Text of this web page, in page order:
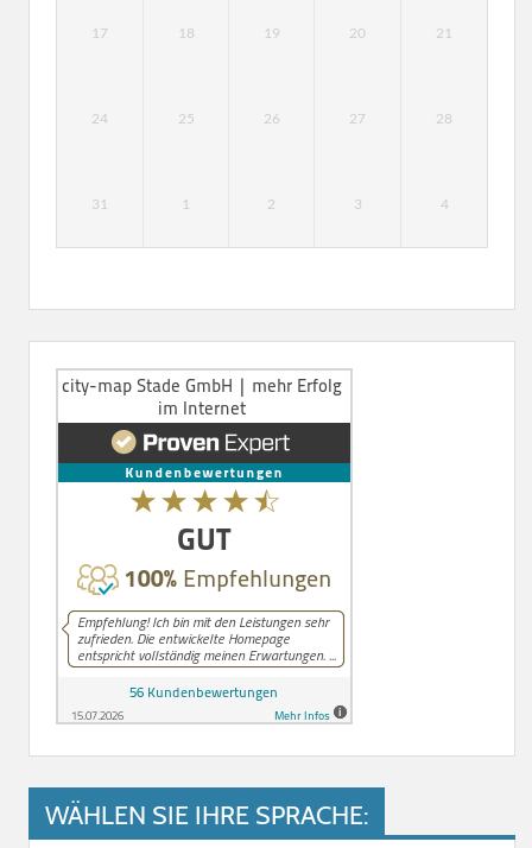
17 18 19 20 21
24 25 26 27 28
31 1 2 3 4
WÄHLEN SIE IHRE SPRACHE: